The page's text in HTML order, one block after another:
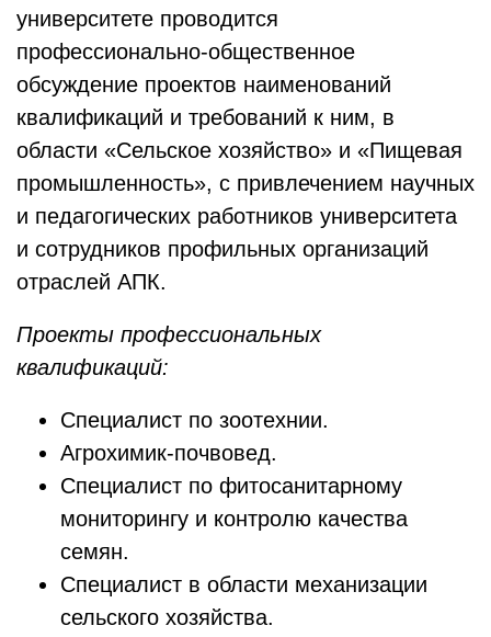
университете проводится
профессионально-общественное
обсуждение проектов наименований
квалификаций и требований к ним, в
области «Сельское хозяйство» и «Пищевая
промышленность», с привлечением научных
и педагогических работников университета
и сотрудников профильных организаций
отраслей АПК.
Проекты профессиональных
квалификаций:
Специалист по зоотехнии.
Агрохимик-почвовед.
Специалист по фитосанитарному
мониторингу и контролю качества
семян.
Специалист в области механизации
сельского хозяйства.